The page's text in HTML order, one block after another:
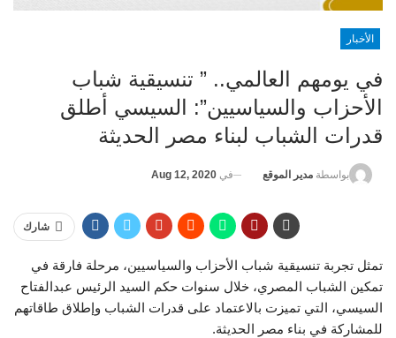
الأخبار
في يومهم العالمي.. ” تنسيقية شباب
الأحزاب والسياسيين”: السيسي أطلق
قدرات الشباب لبناء مصر الحديثة
بواسطة مدير الموقع في Aug 12, 2020
شارك
تمثل تجربة تنسيقية شباب الأحزاب والسياسيين، مرحلة فارقة في
تمكين الشباب المصري، خلال سنوات حكم السيد الرئيس عبدالفتاح
السيسي، التي تميزت بالاعتماد على قدرات الشباب وإطلاق طاقاتهم
للمشاركة في بناء مصر الحديثة.